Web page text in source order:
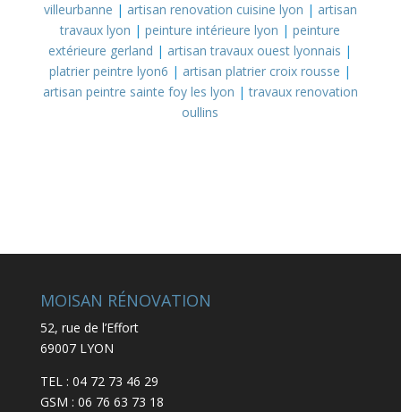
villeurbanne | artisan renovation cuisine lyon | artisan
travaux lyon |peinture intérieure lyon |peinture
extérieure gerland | artisan travaux ouest lyonnais |
platrier peintre lyon6 | artisan platrier croix rousse |
artisan peintre sainte foy les lyon |travaux renovation
oullins
MOISAN RÉNOVATION
52, rue de l’Effort
69007 LYON
TEL : 04 72 73 46 29
GSM : 06 76 63 73 18